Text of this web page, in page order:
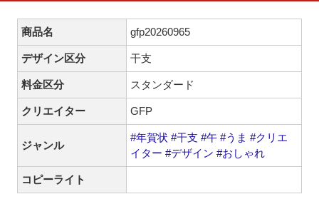
商品名 gfp20260965
デザイン区分 干支
料金区分 スタンダード
クリエイター GFP
ジャンル
#年賀状 #干支 #午 #うま #クリエ
イター #デザイン #おしゃれ
コピーライト